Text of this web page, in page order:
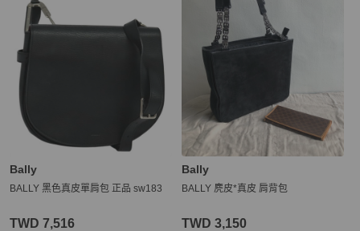
Bally
BALLY 黑色真皮單肩包 正品 sw183
TWD 7,516
Bally
BALLY 麂皮*真皮 肩背包
TWD 3,150